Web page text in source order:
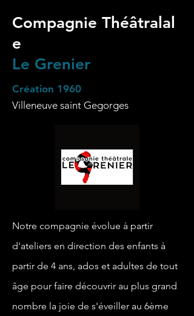
Compagnie Théâtralal
e
Le Grenier
Création 1960
Villeneuve saint Gegorges
Notre compagnie évolue à partir
d'ateliers en direction des enfants à
partir de 4 ans, ados et adultes de tout
âge pour faire découvrir au plus grand
nombre la joie de s'éveiller au 6ème